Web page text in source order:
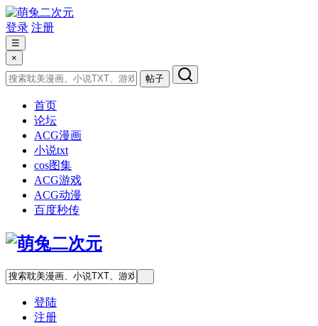
登录 注册
☰
×
帖子
首页
论坛
ACG漫画
小说txt
cos图集
ACG游戏
ACG动漫
百度秒传
登陆
注册